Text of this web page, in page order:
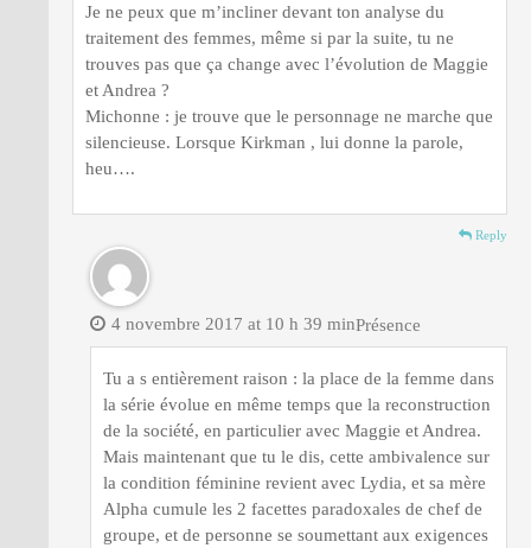
Je ne peux que m’incliner devant ton analyse du
traitement des femmes, même si par la suite, tu ne
trouves pas que ça change avec l’évolution de Maggie
et Andrea ?
Michonne : je trouve que le personnage ne marche que
silencieuse. Lorsque Kirkman , lui donne la parole,
heu….
Reply
Présence
4 novembre 2017 at 10 h 39 min
Tu a s entièrement raison : la place de la femme dans
la série évolue en même temps que la reconstruction
de la société, en particulier avec Maggie et Andrea.
Mais maintenant que tu le dis, cette ambivalence sur
la condition féminine revient avec Lydia, et sa mère
Alpha cumule les 2 facettes paradoxales de chef de
groupe, et de personne se soumettant aux exigences